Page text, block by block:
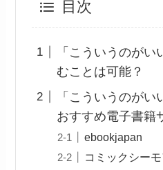
目次
「こういうのが
むことは可能？
「こういうのが
おすすめ電子書籍
ebookjapan
コミックシー